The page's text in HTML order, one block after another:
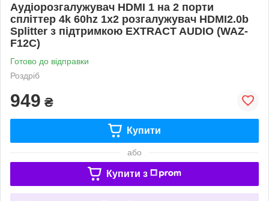
Аудіорозгалужувач HDMI 1 на 2 порти
спліттер 4k 60hz 1x2 розгалужувач HDMI2.0b
Splitter з підтримкою EXTRACT AUDIO (WAZ-
F12C)
Готово до відправки
Роздріб
949 ₴
Купити
або
Купити з